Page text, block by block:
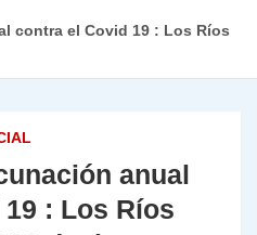
contra el Covid 19 : Los Ríos
anual
: Los Ríos